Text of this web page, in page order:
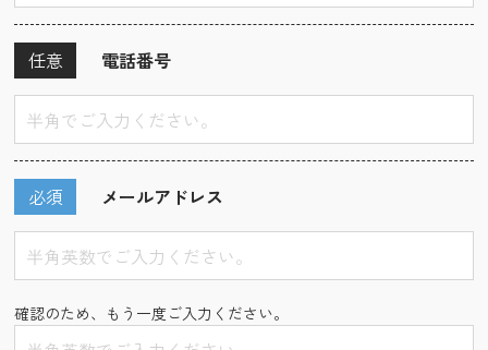
電話番号
任意
メールアドレス
必須
確認のため、もう一度ご入力ください。